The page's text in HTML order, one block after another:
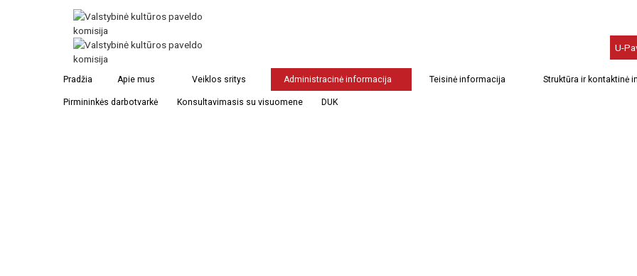
U-
Pradžia Apie mus Veiklos sritys Administracinė informacija Teisinė informacija Struktūra ir kontaktinė
Pirmininkės darbotvarkė Konsultavimasis su visuomene DUK